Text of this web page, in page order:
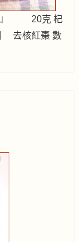
山 20克 杞
去核紅棗 數